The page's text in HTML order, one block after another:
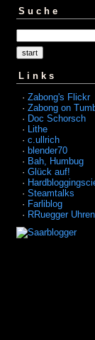
Suche
Links
· Zabong's Flickr
· Zabong on
· Doc Schorsch
· Lithe
· c.ullrich
· blender70
· Bah, Humbug
· Glück auf!
·
· Steamtalks
· Farliblog
· RRuegger